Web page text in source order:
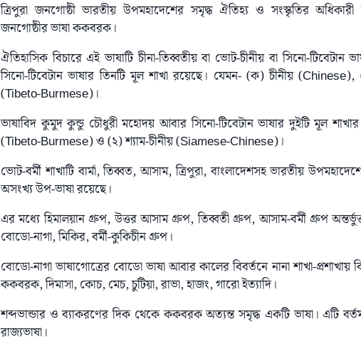
ত্রিপুরা জনগোষ্ঠী ভারতীয় উপমহাদেশের সমৃদ্ধ ঐতিহ্য ও সংস্কৃতির
জনগোষ্ঠীর ভাষা ককবরক।
ঐতিহাসিক বিচারে এই ভাষাটি চীনা-তিব্বতীয় বা ভোট-চীনীয় বা সিনো-টিবেটান
সিনো-টিবেটান ভাষার তিনটি মূল শাখা রয়েছে। যেমন- (ক) চীনীয়
(Tibeto-Burmese)।
ভাষাবিদ কুমুদ কুন্ডু চৌধুরী মহোদয় আবার সিনো-টিবেটান ভাষার দুইটি মূল
(Tibeto-Burmese) ও (২) শ্যাম-চীনীয় (Siamese-Chinese)।
ভোট-বর্মী শাখাটি বার্মা, তিব্বত, আসাম, ত্রিপুরা, বাংলাদেশসহ ভারতীয়
অসংখ্য উপ-ভাষা রয়েছে।
এর মধ্যে হিমালয়ান গ্রুপ, উত্তর আসাম গ্রুপ, তিব্বতী গ্রুপ, আসাম-বর্মী গ্রুপ
বোডো-নাগা, মিকির, বর্মী-কুকিচীন গ্রুপ।
বোডো-নাগা ভাষাগোত্রের বোডো ভাষা আবার কালের বিবর্তনে নানা শাখা-
ককবরক, দিমাসা, কোচ, মেচ, চুটিয়া, রাভা, হাজং, গারো ইত্যাদি।
শব্দভান্ডার ও ব্যাকরণের দিক থেকে ককবরক অত্যন্ত সমৃদ্ধ একটি ভাষা। এটি
রাজ্যভাষা।